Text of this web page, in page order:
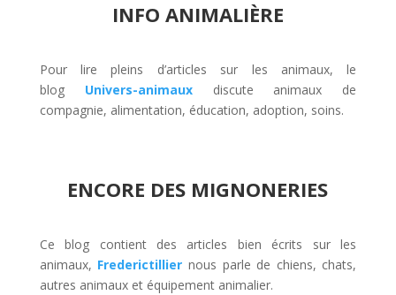
INFO ANIMALIÈRE
Pour lire pleins d’articles sur les animaux, le
blog Univers-animauxdiscute animaux de
compagnie, alimentation, éducation, adoption, soins.
ENCORE DES MIGNONERIES
Ce blog contient des articles bien écrits sur les
animaux, Frederictillier nous parle de chiens, chats,
autres animaux et équipement animalier.